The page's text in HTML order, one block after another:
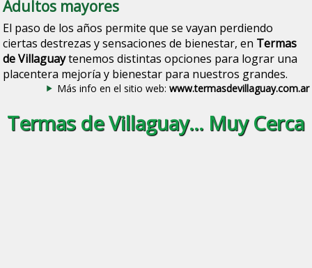
Adultos mayores
El paso de los años permite que se vayan perdiendo
ciertas destrezas y sensaciones de bienestar, en Termas
de Villaguaytenemos distintas opciones para lograr una
placentera mejoría y bienestar para nuestros grandes.
Más info en el sitio web: www.termasdevillaguay.com.ar
Termas de Villaguay... Muy Cerca